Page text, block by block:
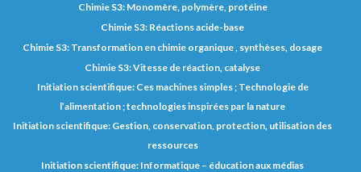
Chimie S3: Monomère, polymère, protéine
Chimie S3: Réactions acide-base
Chimie S3: Transformation en chimie organique , synthèses, dosage
Chimie S3: Vitesse de réaction, catalyse
Initiation scientifique: Ces machines simples ; Technologie de
l’alimentation ; technologies inspirées par la nature
Initiation scientifique: Gestion, conservation, protection, utilisation des
ressources
Initiation scientifique: Informatique – éducation aux médias